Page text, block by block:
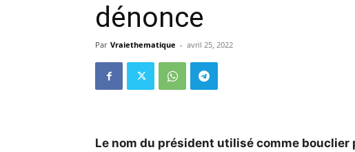
dénonce
Par Vraiethematique - avril 25, 2022
Le nom du président utilisé comme